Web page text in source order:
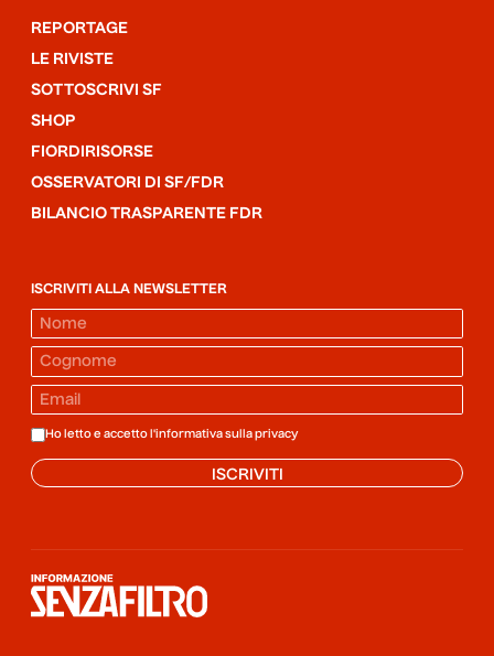
REPORTAGE
LE RIVISTE
SOTTOSCRIVI SF
SHOP
FIORDIRISORSE
OSSERVATORI DI SF/FDR
BILANCIO TRASPARENTE FDR
ISCRIVITI ALLA NEWSLETTER
Ho letto e accetto l'informativa sulla privacy
ISCRIVITI